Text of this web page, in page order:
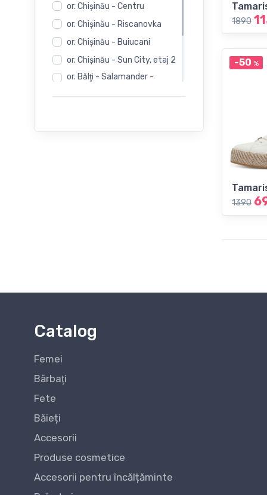
or. Chişinău - Centru
or. Chişinău - Riscanovka
or. Chişinău - Buiucani
or. Chişinău - Sun City, etaj 2
or. Bălţi - Salamander -
or. Bălţi - Rieker -
1890
-50 %
1390
Catalog
Femei
Bărbaţi
Fete
Băieți
Accesorii
Produse cosmetice
Accesorii pentru încălțăminte